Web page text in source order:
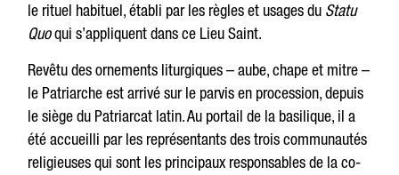
le rituel habituel, établi par les règles et usages du Statu
Quoqui s’appliquent dans ce Lieu Saint.
Revêtu des ornements liturgiques – aube, chape et mitre –
le Patriarche est arrivé sur le parvis en procession, depuis
le siège du Patriarcat latin. Au portail de la basilique, il a
été accueilli par les représentants des trois communautés
religieuses qui sont les principaux responsables de la co-